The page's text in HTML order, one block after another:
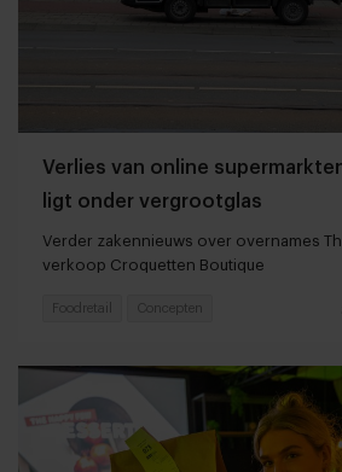
Verlies van online
ligt onder vergrootglas
Verder zakennieuws over overnames
verkoop Croquetten Boutique
Foodretail Concepten